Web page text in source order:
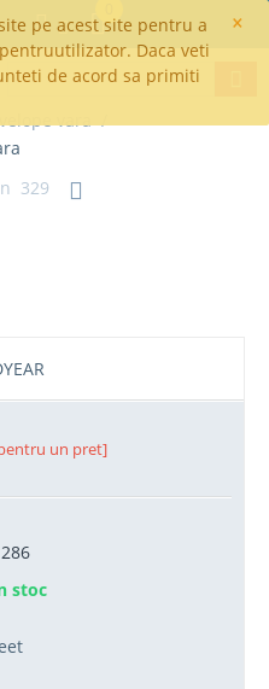
×
pe acest site pentru a
Daca veti
de acord sa primiti
329
un pret]
stoc